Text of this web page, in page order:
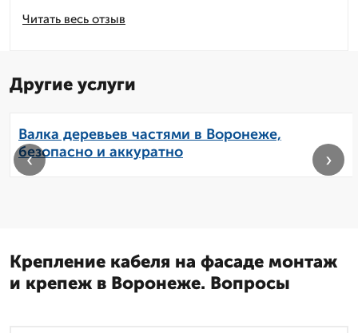
Читать весь отзыв
Другие услуги
Валка деревьев частями в Воронеже,
безопасно и аккуратно
‹ ›
Крепление кабеля на фасаде монтаж
и крепеж в Воронеже. Вопросы